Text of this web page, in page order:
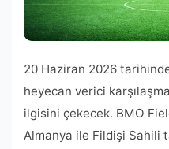
20 Haziran 2026
heyecan verici
ilgisini çekecek. BMO
Almanya ile Fildişi Sahili